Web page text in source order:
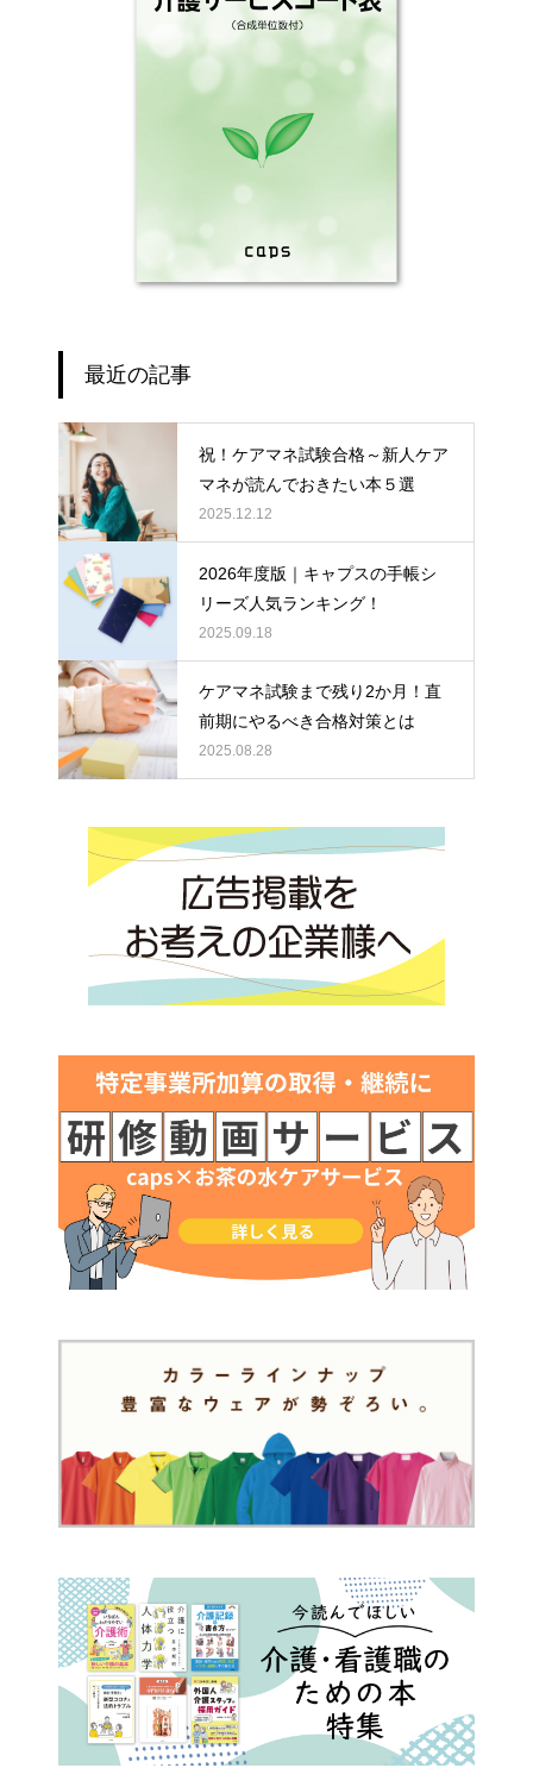
最近の記事
祝！ケアマネ試験合格～新人ケア
マネが読んでおきたい本５選
2025.12.12
2026年度版｜キャプスの手帳シ
リーズ人気ランキング！
2025.09.18
ケアマネ試験まで残り2か月！直
前期にやるべき合格対策とは
2025.08.28